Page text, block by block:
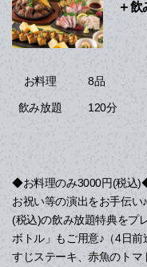
＋飲
お料理 8品
飲み放題 120分
◆お料理のみ3000円(税込
お祝い等の演出をお手伝
(税込)の飲み放題特典をプ
ボトル」もご用意♪（4日
すじステーキ、赤魚のト